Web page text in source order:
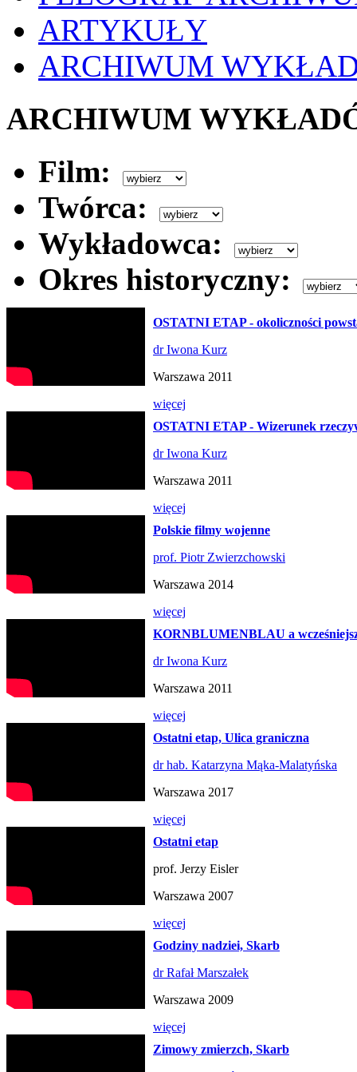
ARTYKUŁY
ARCHIWUM
ARCHIWUM
Film:
Twórca:
Wykładowca:
Okres historyczny:
OSTATNI ETAP - okoliczności
dr Iwona Kurz
Warszawa 2011
więcej
OSTATNI ETAP - Wizerunek
dr Iwona Kurz
Warszawa 2011
więcej
Polskie filmy wojenne
prof. Piotr Zwierzchowski
Warszawa 2014
więcej
KORNBLUMENBLAU a
dr Iwona Kurz
Warszawa 2011
więcej
Ostatni etap, Ulica graniczna
dr hab. Katarzyna Mąka-Malatyńska
Warszawa 2017
więcej
Ostatni etap
prof. Jerzy Eisler
Warszawa 2007
więcej
Godziny nadziei, Skarb
dr Rafał Marszałek
Warszawa 2009
więcej
Zimowy zmierzch, Skarb